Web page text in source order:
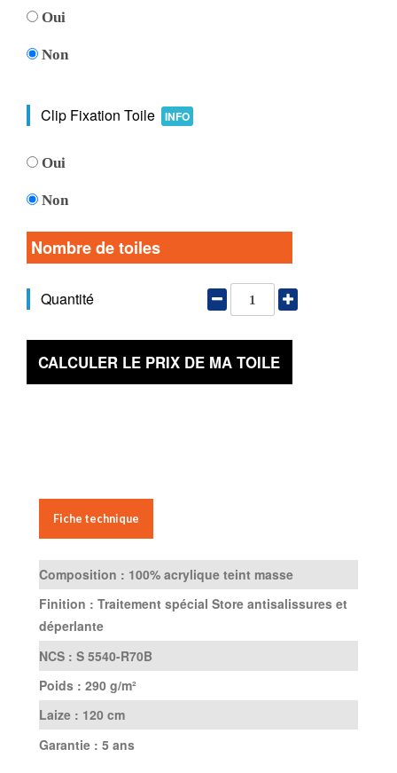
Oui
Non
Clip Fixation Toile INFO
Oui
Non
Nombre de toiles
Quantité
CALCULER LE PRIX DE MA TOILE
Fiche technique
Composition : 100% acrylique teint masse
Finition : Traitement spécial Store antisalissures et
déperlante
NCS : S 5540-R70B
Poids : 290 g/m²
Laize : 120 cm
Garantie : 5 ans